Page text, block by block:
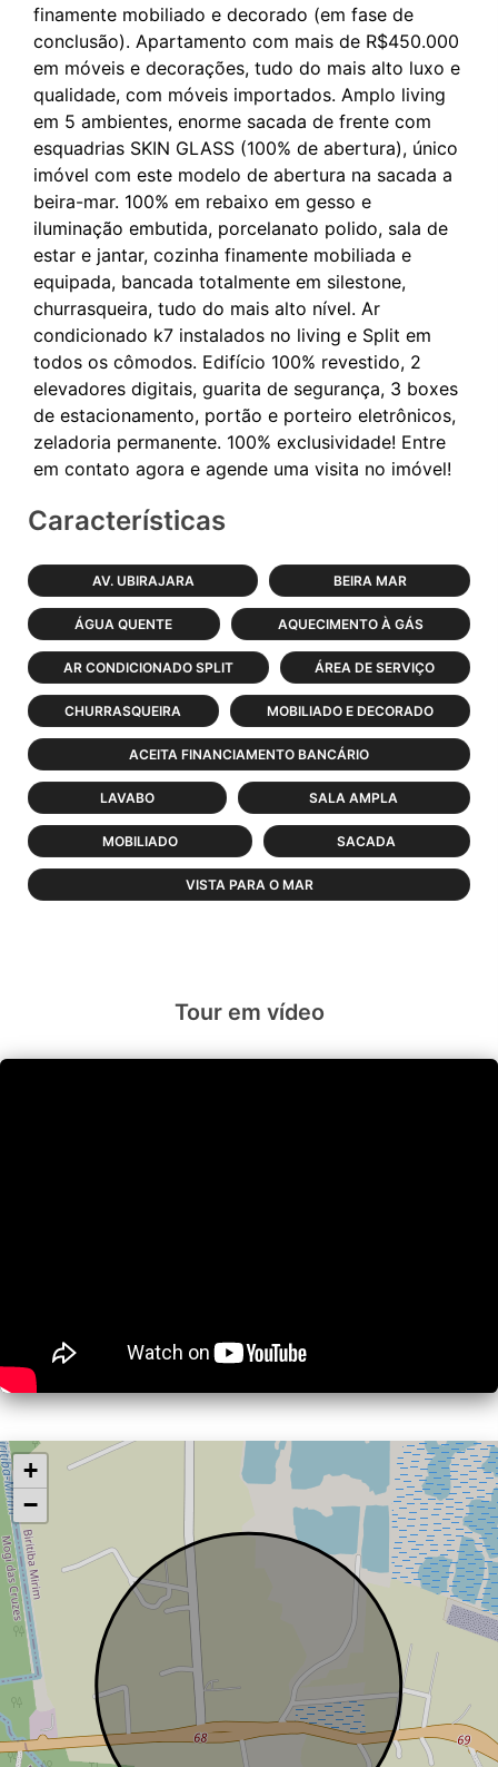
finamente mobiliado e decorado (em fase de
conclusão). Apartamento com mais de R$450.000
em móveis e decorações, tudo do mais alto luxo e
qualidade, com móveis importados. Amplo living
em 5 ambientes, enorme sacada de frente com
esquadrias SKIN GLASS (100% de abertura), único
imóvel com este modelo de abertura na sacada a
beira-mar. 100% em rebaixo em gesso e
iluminação embutida, porcelanato polido, sala de
estar e jantar, cozinha finamente mobiliada e
equipada, bancada totalmente em silestone,
churrasqueira, tudo do mais alto nível. Ar
condicionado k7 instalados no living e Split em
todos os cômodos. Edifício 100% revestido, 2
elevadores digitais, guarita de segurança, 3 boxes
de estacionamento, portão e porteiro eletrônicos,
zeladoria permanente. 100% exclusividade! Entre
Características
AV. UBIRAJARA BEIRA MAR
ÁGUA QUENTE AQUECIMENTO À GÁS
AR CONDICIONADO SPLIT ÁREA DE SERVIÇO
CHURRASQUEIRA MOBILIADO E DECORADO
ACEITA FINANCIAMENTO BANCÁRIO
LAVABO SALA AMPLA
MOBILIADO SACADA
VISTA PARA O MAR
Tour em vídeo
+
−